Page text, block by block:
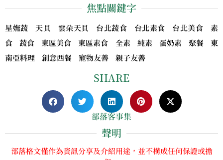
焦點關鍵字
星嫵蔬 天貝 雲朵天貝 台北蔬食 台北素食 台北美食 素
食 蔬食 東區美食 東區素食 全素 純素 蛋奶素 聚餐 東
南亞料理 創意西餐 寵物友善 親子友善
SHARE
部落客事集
聲明
部落格文僅作為資訊分享及介紹用途，並不構成任何保證或擔